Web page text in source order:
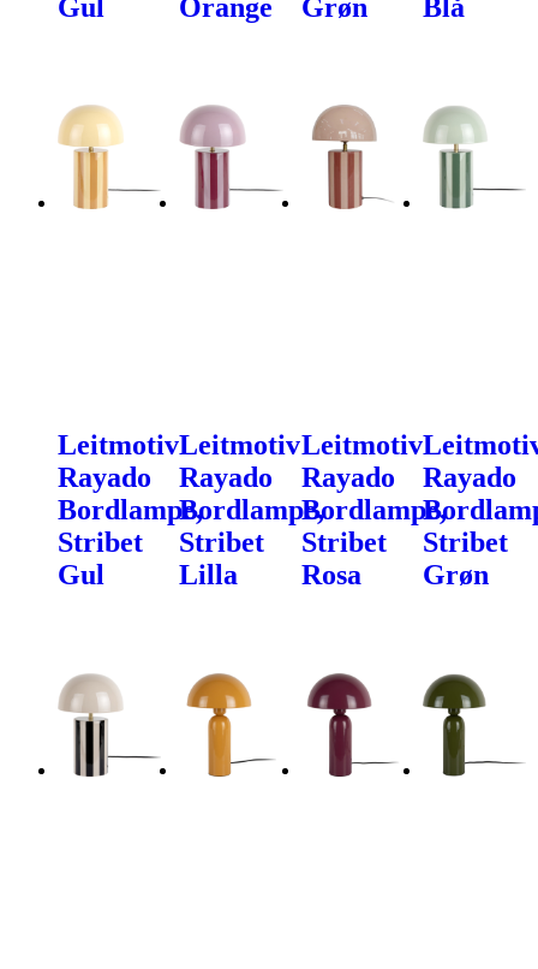
Gul
Orange
Grøn
Blå
Leitmotiv
Rayado
Bordlampe,
Stribet
Gul
Leitmotiv
Rayado
Bordlampe,
Stribet
Lilla
Leitmotiv
Rayado
Bordlampe,
Stribet
Rosa
Rayado
Stribet
Grøn